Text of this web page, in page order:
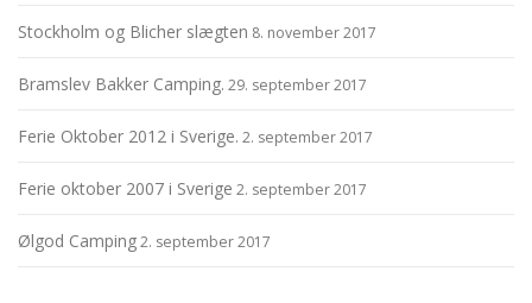
Stockholm og Blicher slægten 8. november 2017
Bramslev Bakker Camping. 29. september 2017
Ferie Oktober 2012 i Sverige. 2. september 2017
Ferie oktober 2007 i Sverige 2. september 2017
Ølgod Camping2. september 2017